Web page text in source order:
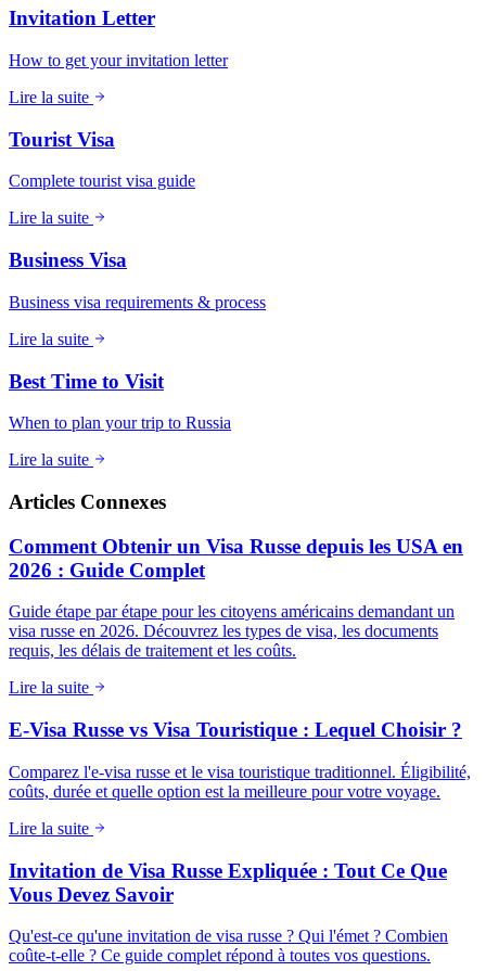
Invitation Letter
How to get your invitation letter
Lire la suite
Tourist Visa
Complete tourist visa guide
Lire la suite
Business Visa
Business visa requirements & process
Lire la suite
Best Time to Visit
When to plan your trip to Russia
Lire la suite
Articles Connexes
Comment Obtenir un Visa Russe depuis les USA en
2026 : Guide Complet
Guide étape par étape pour les citoyens américains demandant un
visa russe en 2026. Découvrez les types de visa, les documents
requis, les délais de traitement et les coûts.
Lire la suite
E-Visa Russe vs Visa Touristique : Lequel Choisir ?
Comparez l'e-visa russe et le visa touristique traditionnel. Éligibilité,
coûts, durée et quelle option est la meilleure pour votre voyage.
Lire la suite
Invitation de Visa Russe Expliquée : Tout Ce Que
Vous Devez Savoir
Qu'est-ce qu'une invitation de visa russe ? Qui l'émet ? Combien
coûte-t-elle ? Ce guide complet répond à toutes vos questions.